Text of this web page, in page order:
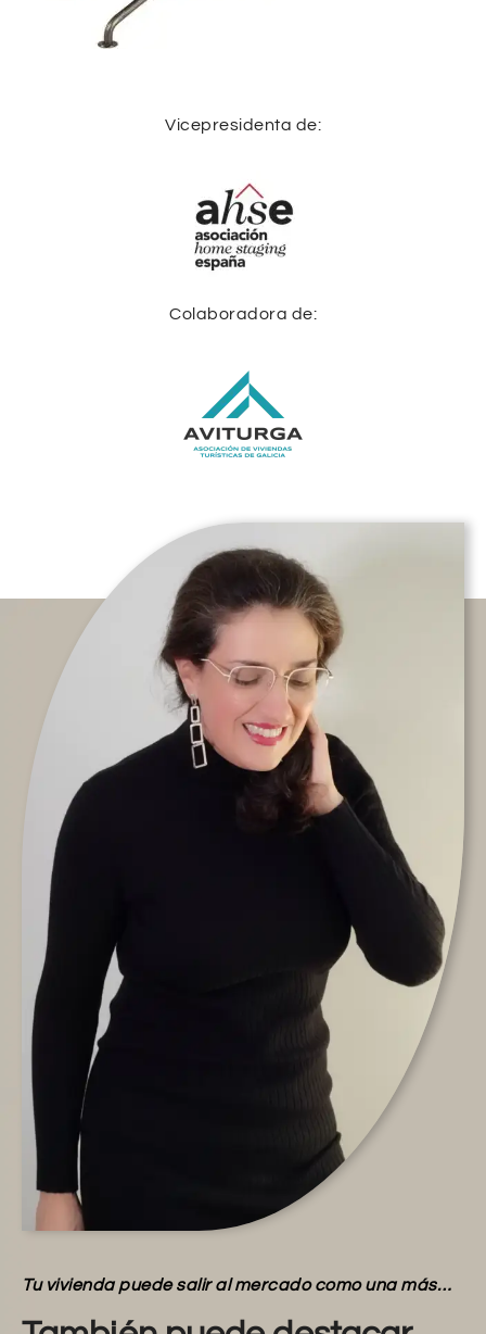
Vicepresidenta de:
Colaboradora de:
Tu vivienda puede salir al mercado como una más…